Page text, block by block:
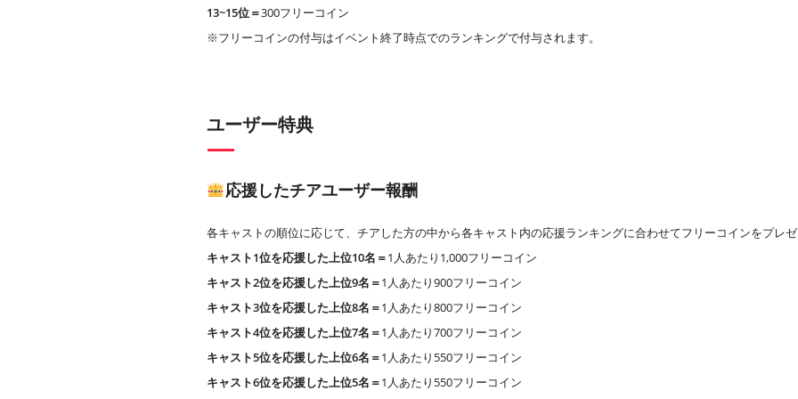
13~15位＝300フリーコイン
※フリーコインの付与はイベント終了時点でのランキングで付与されます。
ユーザー特典
応援したチアユーザー報酬
各キャストの順位に応じて、チアした方の中から各キャスト内の応援ランキングに合わせてフリーコインをプレ
キャスト1位を応援した上位10名＝1人あたり1,000フリーコイン
キャスト2位を応援した上位9名＝1人あたり900フリーコイン
キャスト3位を応援した上位8名＝1人あたり800フリーコイン
キャスト4位を応援した上位7名＝1人あたり700フリーコイン
キャスト5位を応援した上位6名＝1人あたり550フリーコイン
キャスト6位を応援した上位5名＝1人あたり550フリーコイン